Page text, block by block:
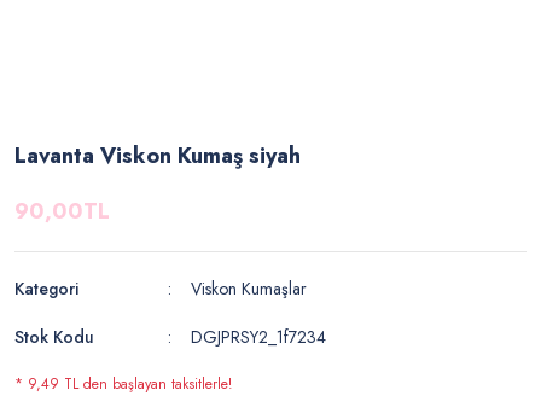
Lavanta Viskon Kumaş siyah
90,00TL
Kategori
Viskon Kumaşlar
Stok Kodu
DGJPRSY2_1f7234
* 9,49 TL den başlayan taksitlerle!